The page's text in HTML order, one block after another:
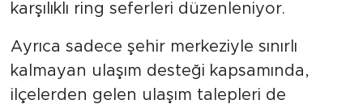
karşılıklı ring seferleri düzenleniyor.
Ayrıca sadece şehir merkeziyle sınırlı
kalmayan ulaşım desteği kapsamında,
ilçelerden gelen ulaşım talepleri de